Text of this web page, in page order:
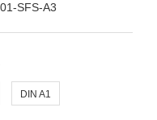
SFS-A3
DIN A1